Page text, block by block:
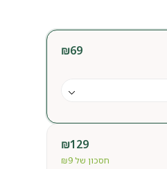
₪69
₪129
חסכון של ₪9